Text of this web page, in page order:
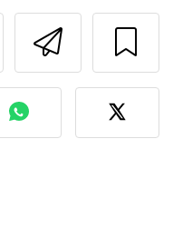
Imprimer
une
de